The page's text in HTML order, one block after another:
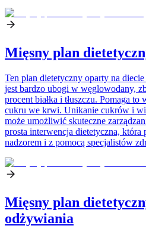
Mięsny plan
Ten plan dietetyczny oparty na
jest bardzo ubogi w węglowodany,
procent białka i tłuszczu. Pomaga
cukru we krwi. Unikanie cukrów i
może umożliwić skuteczne
prosta interwencja dietetyczna,
nadzorem i z pomocą specjalistów
Mięsny plan
odżywiania